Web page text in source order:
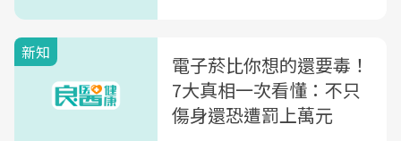
新知
電子菸比你想的還要毒！
7大真相一次看懂：不只
傷身還恐遭罰上萬元